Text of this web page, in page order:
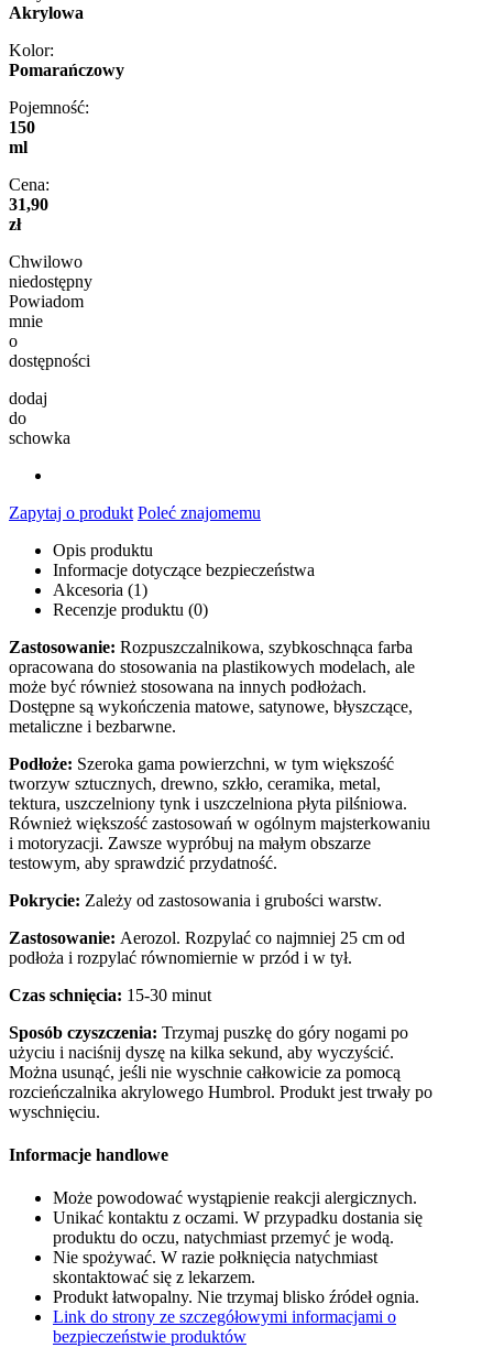
Akrylowa
Kolor:
Pomarańczowy
Pojemność:
150
ml
Cena:
31,90
zł
Chwilowo
niedostępny
Powiadom
mnie
o
dostępności
dodaj
do
schowka
Zapytaj o produkt Poleć znajomemu
Opis produktu
Informacje dotyczące bezpieczeństwa
Akcesoria (1)
Recenzje produktu (0)
Zastosowanie: Rozpuszczalnikowa, szybkoschnąca farba
opracowana do stosowania na plastikowych modelach, ale
może być również stosowana na innych podłożach.
Dostępne są wykończenia matowe, satynowe, błyszczące,
metaliczne i bezbarwne.
Podłoże: Szeroka gama powierzchni, w tym większość
tworzyw sztucznych, drewno, szkło, ceramika, metal,
tektura, uszczelniony tynk i uszczelniona płyta pilśniowa.
Również większość zastosowań w ogólnym majsterkowaniu
i motoryzacji. Zawsze wypróbuj na małym obszarze
testowym, aby sprawdzić przydatność.
Pokrycie: Zależy od zastosowania i grubości warstw.
Zastosowanie: Aerozol. Rozpylać co najmniej 25 cm od
podłoża i rozpylać równomiernie w przód i w tył.
Czas schnięcia: 15-30 minut
Sposób czyszczenia: Trzymaj puszkę do góry nogami po
użyciu i naciśnij dyszę na kilka sekund, aby wyczyścić.
Można usunąć, jeśli nie wyschnie całkowicie za pomocą
rozcieńczalnika akrylowego Humbrol. Produkt jest trwały po
wyschnięciu.
Informacje handlowe
Może powodować wystąpienie reakcji alergicznych.
Unikać kontaktu z oczami. W przypadku dostania się
produktu do oczu, natychmiast przemyć je wodą.
Nie spożywać. W razie połknięcia natychmiast
skontaktować się z lekarzem.
Produkt łatwopalny. Nie trzymaj blisko źródeł ognia.
Link do strony ze szczegółowymi informacjami o
bezpieczeństwie produktów